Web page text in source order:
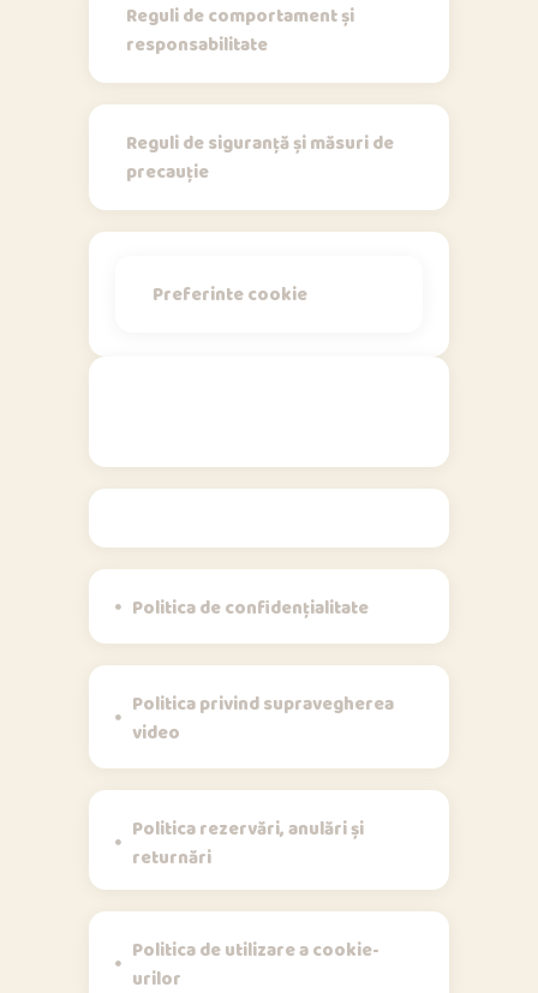
Reguli de comportament și
responsabilitate
Reguli de siguranță și măsuri de
precauție
Preferinte cookie
Politica de confidențialitate
Politica privind supravegherea
video
Politica rezervări, anulări și
returnări
Politica de utilizare a cookie-
urilor